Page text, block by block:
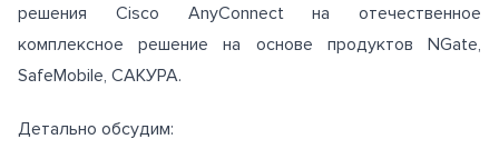
решения Cisco AnyConnect на отечественное
комплексное решение на основе продуктов NGate,
SafeMobile, САКУРА.
Детально обсудим: